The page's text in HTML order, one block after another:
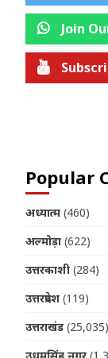
Join
Popular
अध्यात्म (460)
अल्मोड़ा (622)
उत्तरकाशी (284)
उत्तरप्रदेश (119)
उत्तराखंड (25,035)